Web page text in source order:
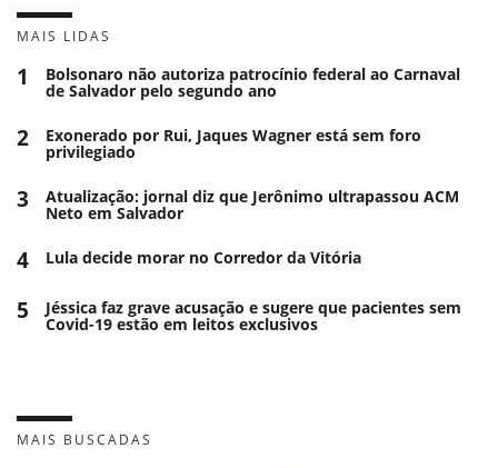
MAIS LIDAS
1 Bolsonaro não autoriza patrocínio federal ao Carnaval
de Salvador pelo segundo ano
2 Exonerado por Rui, Jaques Wagner está sem foro
privilegiado
3 Atualização: jornal diz que Jerônimo ultrapassou ACM
Neto em Salvador
4 Lula decide morar no Corredor da Vitória
5 Jéssica faz grave acusação e sugere que pacientes sem
Covid-19 estão em leitos exclusivos
MAIS BUSCADAS